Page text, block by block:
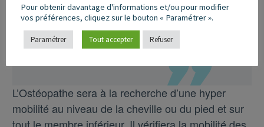
stable et prévenir les
récidives.
L’Ostéopathe sera à la recherche d’une hyper
mobilité au niveau de la cheville ou du pied et sur
Pour obtenir davantage d'informations et/ou pour modifier
vos préférences, cliquez sur le bouton « Paramétrer ».
Paramétrer Tout accepter Refuser